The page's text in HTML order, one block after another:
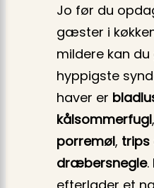
Jo før du
gæster i
mildere kan du
hyppigste
haver er
kålsommerfugl,
porremøl, trips
dræbersnegle.